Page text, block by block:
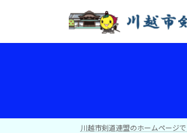
ッ
移
川越市剣道連盟のホームページ